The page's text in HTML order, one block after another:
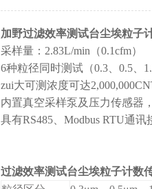
加野过滤效率测试台尘埃粒子
采样量：2.83L/min（0.1cfm）
6种粒径同时测试（0.3、0.5、
zui大可测浓度可达
内置真空采样泵及压力传感器
具有RS485、Modbus RTU通
过滤效率测试台尘埃粒子计数